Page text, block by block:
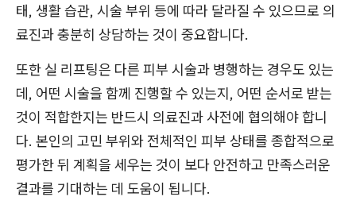
태, 생활 습관, 시술 부위 등에 따라 달라질 수 있으므로 의
료진과 충분히 상담하는 것이 중요합니다.
또한 실 리프팅은 다른 피부 시술과 병행하는 경우도 있는
데, 어떤 시술을 함께 진행할 수 있는지, 어떤 순서로 받는
것이 적합한지는 반드시 의료진과 사전에 협의해야 합니
다. 본인의 고민 부위와 전체적인 피부 상태를 종합적으로
평가한 뒤 계획을 세우는 것이 보다 안전하고 만족스러운
결과를 기대하는 데 도움이 됩니다.